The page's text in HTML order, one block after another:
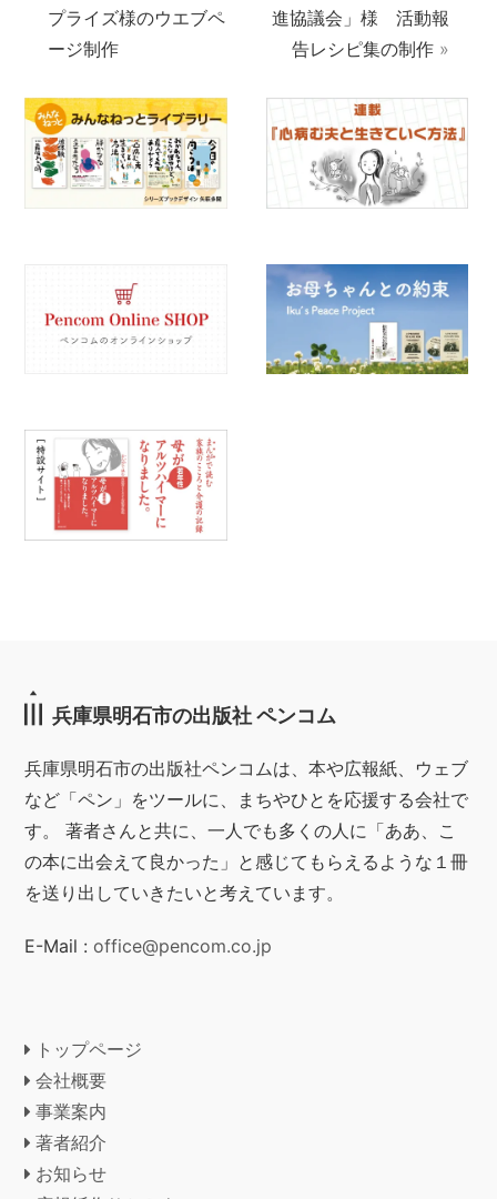
プライズ様のウエブペ
ージ制作
進協議会」様 活動報
告レシピ集の制作 »
兵庫県明石市の出版社 ペンコム
兵庫県明石市の出版社ペンコムは、本や広報紙、ウェブ
など「ペン」をツールに、まちやひとを応援する会社で
す。 著者さんと共に、一人でも多くの人に「ああ、こ
の本に出会えて良かった」と感じてもらえるような１冊
を送り出していきたいと考えています。
E-Mail :office@pencom.co.jp
トップページ
会社概要
事業案内
著者紹介
お知らせ